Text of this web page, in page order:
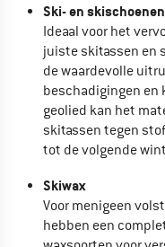
Ski- en
Ideaal voor het
juiste skitassen en
de waardevolle
beschadigingen en
geolied kan het
skitassen tegen
tot de volgende
Skiwax
Voor menigeen
hebben een